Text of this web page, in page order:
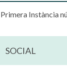
Primera Instància
SOCIAL